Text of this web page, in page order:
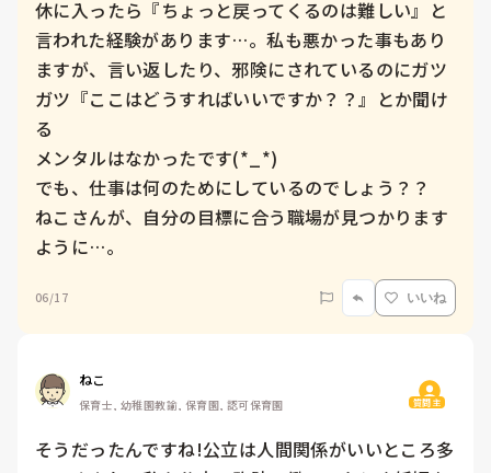
休に入ったら『ちょっと戻ってくるのは難しい』と
言われた経験があります…。私も悪かった事もあり
ますが、言い返したり、邪険にされているのにガツ
ガツ『ここはどうすればいいですか？？』とか聞け
る
メンタルはなかったです(*_*)
でも、仕事は何のためにしているのでしょう？？
ねこさんが、自分の目標に合う職場が見つかります
ように…。
06/17 いいね
ねこ
保育士, 幼稚園教諭, 保育園, 認可保育園 質問主
そうだったんですね!公立は人間関係がいいところ多